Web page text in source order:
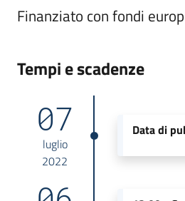
Finanziato con fondi
Tempi e scadenze
07
luglio
2022
Data di